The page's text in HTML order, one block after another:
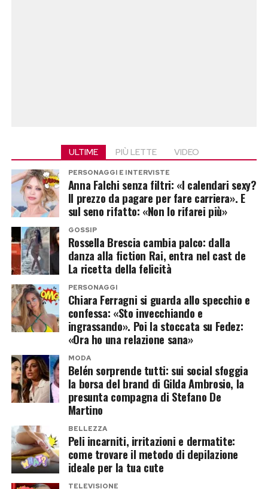
ULTIME PIÙ LETTE VIDEO
PERSONAGGI E INTERVISTE
Anna Falchi senza filtri: «I calendari sexy?
Il prezzo da pagare per fare carriera». E
sul seno rifatto: «Non lo rifarei più»
GOSSIP
Rossella Brescia cambia palco: dalla
danza alla fiction Rai, entra nel cast de
La ricetta della felicità
PERSONAGGI
Chiara Ferragni si guarda allo specchio e
confessa: «Sto invecchiando e
ingrassando». Poi la stoccata su Fedez:
«Ora ho una relazione sana»
MODA
Belén sorprende tutti: sui social sfoggia
la borsa del brand di Gilda Ambrosio, la
presunta compagna di Stefano De
Martino
BELLEZZA
Peli incarniti, irritazioni e dermatite:
come trovare il metodo di depilazione
ideale per la tua cute
TELEVISIONE